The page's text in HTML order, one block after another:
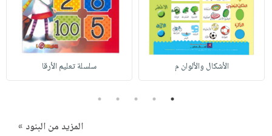
الأشكال والألوان م سلسلة تعليم الأرقا
1
2
3
4
5
المزيد من البنود »